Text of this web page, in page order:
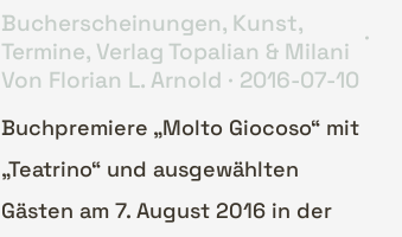
Bucherscheinungen, Kunst,
Termine, Verlag Topalian & Milani
Von Florian L. Arnold 2016-07-10
Buchpremiere „Molto Giocoso“ mit
„Teatrino“ und ausgewählten
Gästen am 7. August 2016 in der